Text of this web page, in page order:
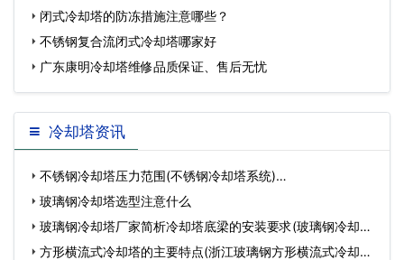
冷 闭式冷却塔的防冻措施注意哪些？
不锈钢复合流闭式冷却塔哪家好
广东康明冷却塔维修品质保证、售后无忧
冷却塔资讯
不锈钢冷却塔压力范围(不锈钢冷却塔系统)…
玻璃钢冷却塔选型注意什么
玻璃钢冷却塔厂家简析冷却塔底梁的安装要求(玻璃钢冷却塔
安…方形横流式冷却塔的主要特点(浙江玻璃钢方形横流式冷却塔)